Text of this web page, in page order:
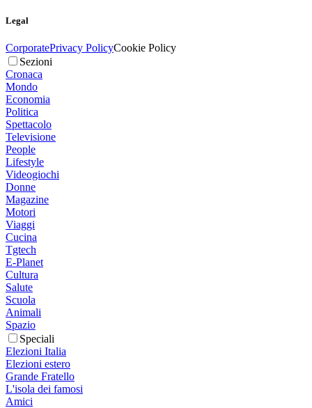
Legal
CorporatePrivacy PolicyCookie Policy
Sezioni
Cronaca
Mondo
Economia
Politica
Spettacolo
Televisione
People
Lifestyle
Videogiochi
Donne
Magazine
Motori
Viaggi
Cucina
Tgtech
E-Planet
Cultura
Salute
Scuola
Animali
Spazio
Speciali
Elezioni Italia
Elezioni estero
Grande Fratello
L'isola dei famosi
Amici